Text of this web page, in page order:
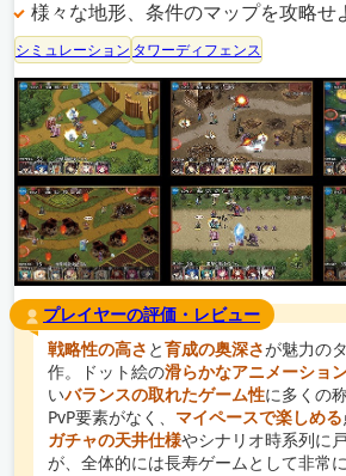
様々な地形、条件のマップを攻略せ
シミュレーション タワーディフェンス
プレイヤーの評価・レビュー
戦略性の高さ と育成の奥深さが魅力の
作。ドット絵の滑らかなアニメーショ
いバランスの取れたゲーム性に多くの
PvP要素がなく、 マイペースで楽しめる
ガチャの天井仕様やシナリオ時系列に
が、全体的には長寿ゲームとして非常